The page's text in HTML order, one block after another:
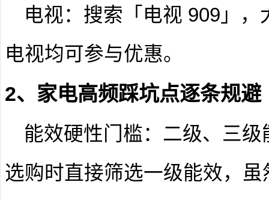
电视：搜索「电视 909」
电视均可参与优惠。
2、家电高频踩坑点逐条规避
能效硬性门槛：二级、三
选购时直接筛选一级能效，